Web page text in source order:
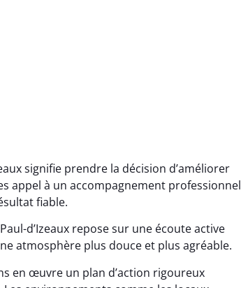
signifie prendre la décision d’améliorer
appel à un accompagnement professionnel
fiable.
d’Izeaux repose sur une écoute active
atmosphère plus douce et plus agréable.
en œuvre un plan d’action rigoureux